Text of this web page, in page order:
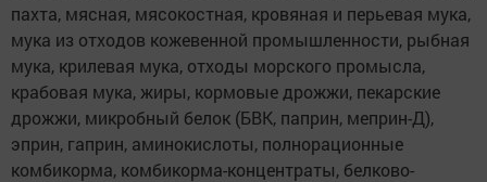
пахта, мясная, мясокостная, кровяная и перьевая мука,
мука из отходов кожевенной промышленности, рыбная
мука, крилевая мука, отходы морского промысла,
крабовая мука, жиры, кормовые дрожжи, пекарские
дрожжи, микробный белок (БВК, паприн, меприн-Д),
эприн, гаприн, аминокислоты, полнорационные
комбикорма, комбикорма-концентраты, белково-